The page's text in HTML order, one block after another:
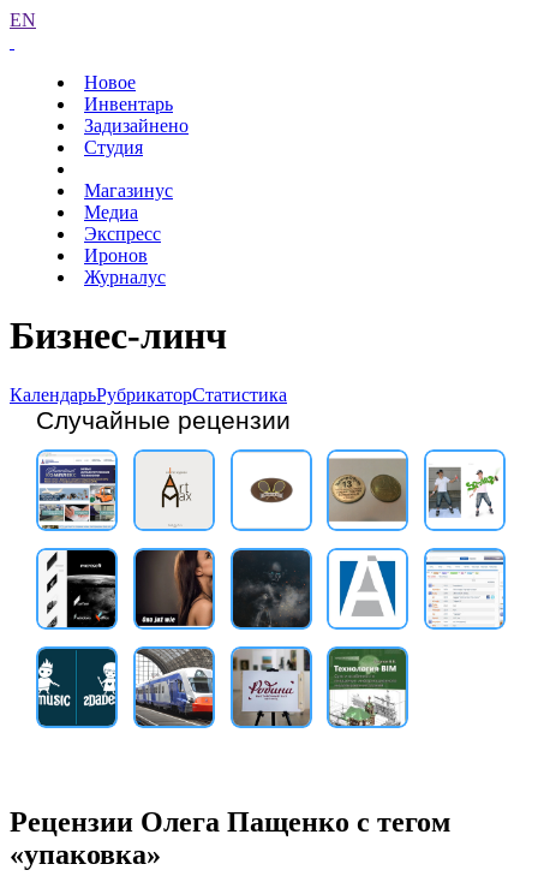
EN
Новое
Инвентарь
Задизайнено
Студия
Магазинус
Медиа
Экспресс
Иронов
Журналус
Бизнес-линч
КалендарьРубрикаторСтатистика
Случайные рецензии
Рецензии Олега Пащенко с тегом
«упаковка»